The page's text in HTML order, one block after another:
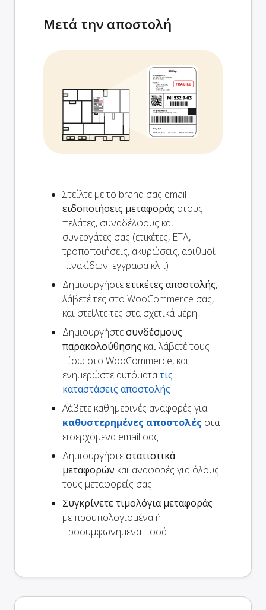
Μετά την αποστολή
Στείλτε με το brand σας email
ειδοποιήσεις μεταφοράς στους
πελάτες, συναδέλφους και
συνεργάτες σας (ετικέτες, ETA,
τροποποιήσεις, ακυρώσεις, αριθμοί
πινακίδων, έγγραφα κλπ)
Δημιουργήστεετικέτες αποστολής,
λάβετέ τες στο WooCommerce σας,
και στείλτε τες στα σχετικά μέρη
Δημιουργήστεσυνδέσμους
παρακολούθησης και λάβετέ τους
πίσω στο WooCommerce, και
ενημερώστε αυτόματατις
καταστάσεις αποστολής
Λάβετε καθημερινές αναφορές για
καθυστερημένες αποστολές στα
εισερχόμενα email σας
Δημιουργήστεστατιστικά
μεταφορών και αναφορές για όλους
τους μεταφορείς σας
Συγκρίνετε τιμολόγια μεταφοράς
με προϋπολογισμένα ή
προσυμφωνημένα ποσά